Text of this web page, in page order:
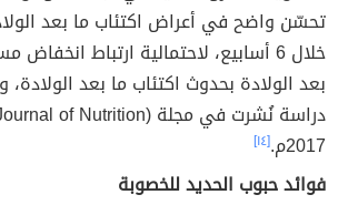
خلال 6 أسابيع، لاحتمالية ارتباط
بعد الولادة بحدوث اكتئاب ما بعد
2017م.
[١٤]
فوائد حبوب الحديد للخصوبة